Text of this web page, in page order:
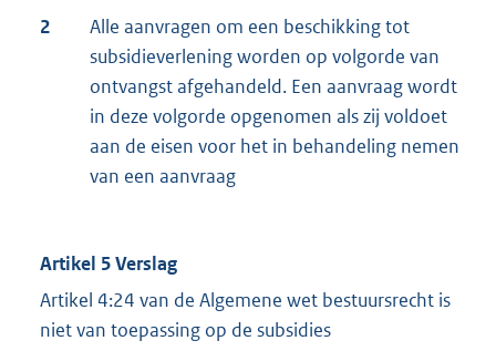
2
Alle aanvragen om een beschikking tot
subsidieverlening worden op volgorde van
ontvangst afgehandeld. Een aanvraag wordt
in deze volgorde opgenomen als zij voldoet
aan de eisen voor het in behandeling nemen
van een aanvraag
Artikel 5 Verslag
Artikel 4:24 van de Algemene wet bestuursrecht is
niet van toepassing op de subsidies